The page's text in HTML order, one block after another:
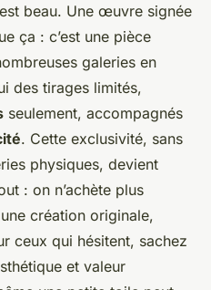
beau. Une œuvre signée
ça : c’est une pièce
galeries en
des tirages limités,
seulement, accompagnés
. Cette exclusivité, sans
physiques, devient
: on n’achète plus
création originale,
ceux qui hésitent, sachez
et valeur